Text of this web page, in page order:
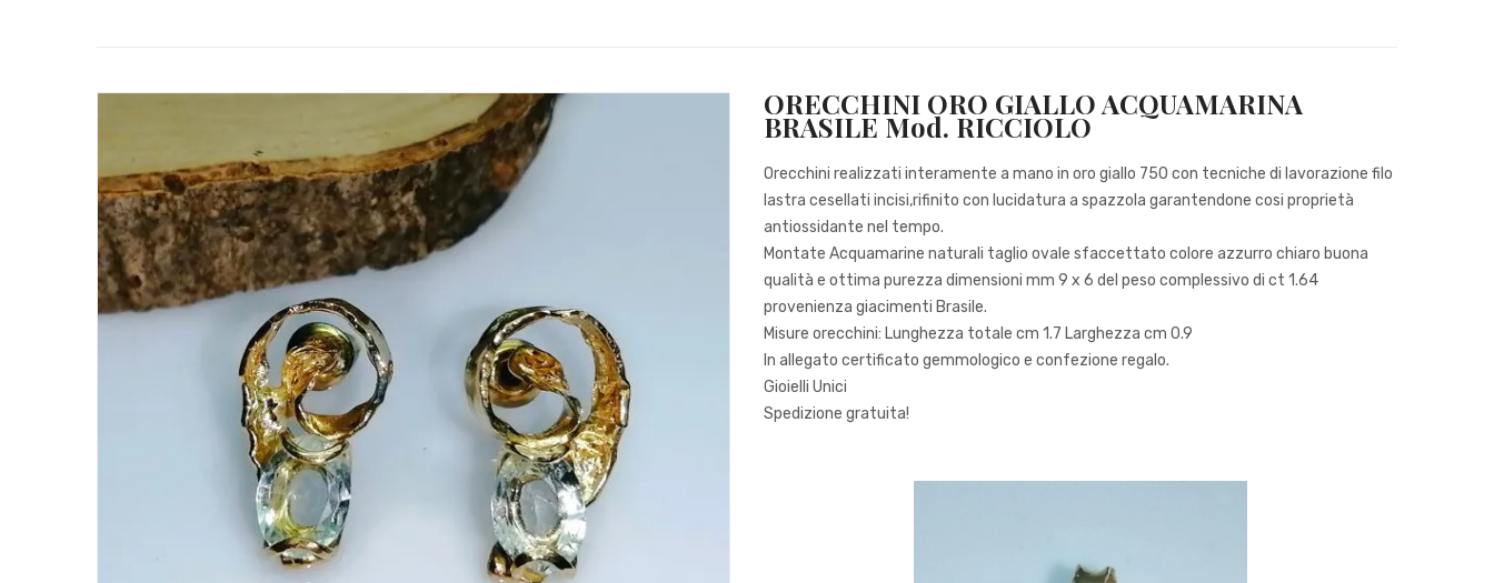
ORECCHINI ORO GIALLO ACQUAMARINA
BRASILE Mod. RICCIOLO
Orecchini realizzati interamente a mano in oro giallo 750 con tecniche di lavorazione filo
lastra cesellati incisi,rifinito con lucidatura a spazzola garantendone cosi proprietà
antiossidante nel tempo.
Montate Acquamarine naturali taglio ovale sfaccettato colore azzurro chiaro buona
qualità e ottima purezza dimensioni mm 9 x 6 del peso complessivo di ct 1.64
provenienza giacimenti Brasile.
Misure orecchini: Lunghezza totale cm 1.7 Larghezza cm 0.9
In allegato certificato gemmologico e confezione regalo.
Gioielli Unici
Spedizione gratuita!